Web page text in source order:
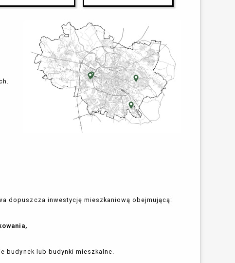
dopuszcza inwestycję mieszkaniową obejmującą:
budynek lub budynki mieszkalne.